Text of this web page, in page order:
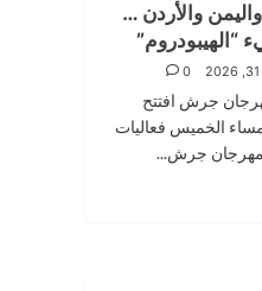
والأردن …
“الهيبودروم”
0
جرش افتتح
الخميس فعاليات
مهرجان جرش...